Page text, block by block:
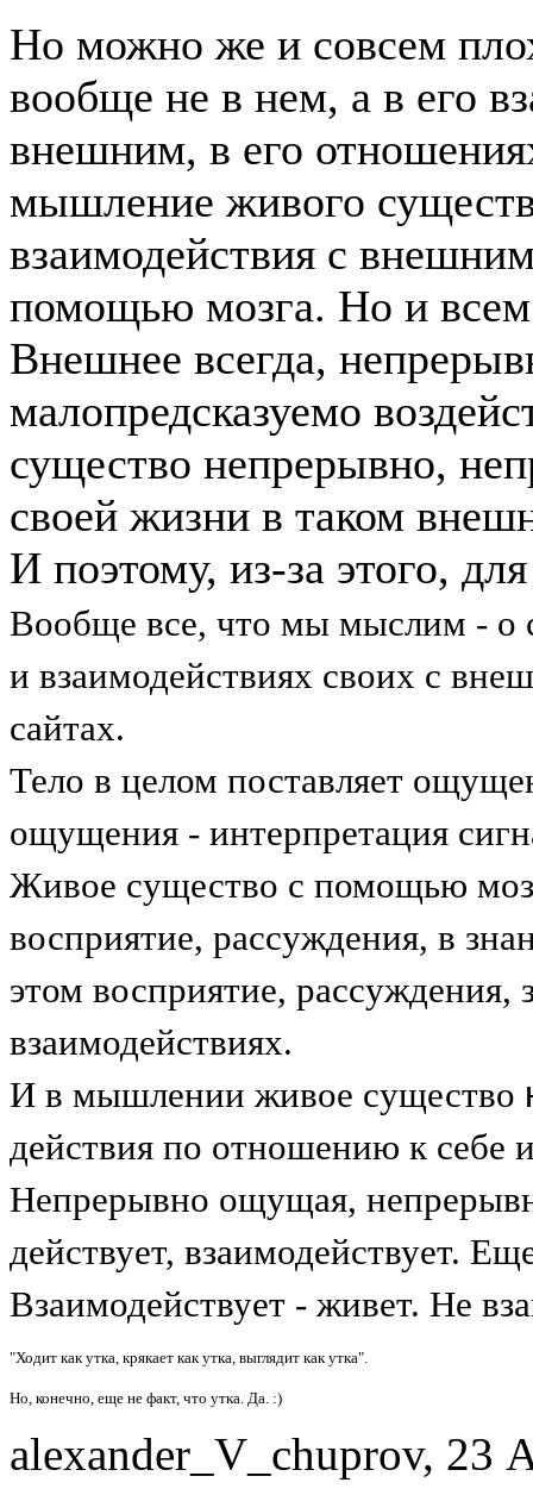
Но можно же и совсем
вообще не в нем, а в его
внешним, в его
мышление живого
взаимодействия с
помощью мозга. Но и всем
Внешнее всегда,
малопредсказуемо
существо непрерывно,
своей жизни в таком
И поэтому, из-за этого,
Вообще все, что мы мыслим - о
и взаимодействиях своих с
сайтах.
Тело в целом поставляет
ощущения - интерпретация
Живое существо с помощью
восприятие, рассуждения, в
этом восприятие, рассуждения,
взаимодействиях.
И в мышлении живое существо
действия по отношению к себе
Непрерывно ощущая,
действует, взаимодействует.
Взаимодействует - живет. Не
"Ходит как утка, крякает как утка, выглядит как утка".
Но, конечно, еще не факт, что утка. Да. :)
alexander_V_chuprov, 23